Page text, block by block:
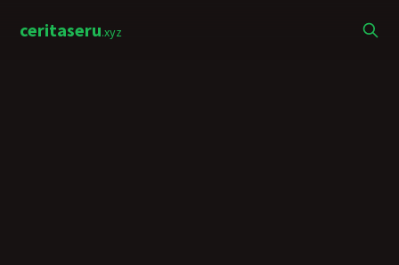
ceritaseru.xyz